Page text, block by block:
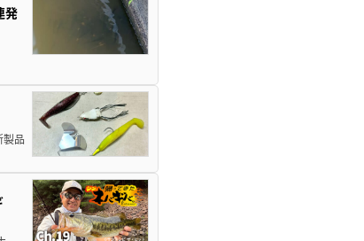
発
製品